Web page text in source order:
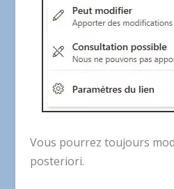
Vous pourrez toujours
posteriori.